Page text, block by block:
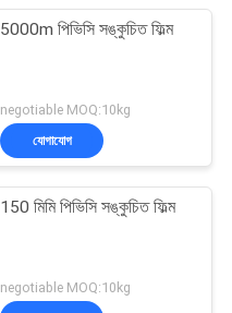
5000m পিভিসি সঙ্কুচিত ফিল্ম
negotiable MOQ:10kg
যোগাযোগ
150 মিমি পিভিসি সঙ্কুচিত ফিল্ম
negotiable MOQ:10kg